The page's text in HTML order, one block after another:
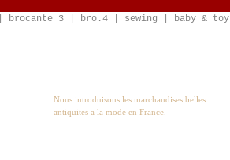
brocante 3 bro.4 sewing baby & toy
Nous introduisons les marchandises belles
antiquites a la mode en France.